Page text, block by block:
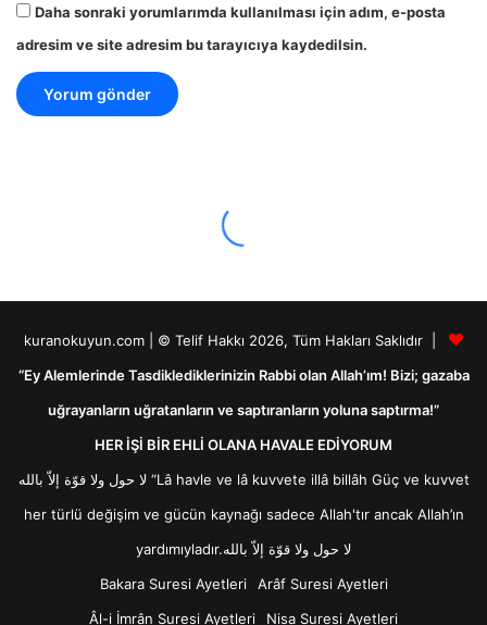
Daha sonraki yorumlarımda kullanılması için adım, e-posta
adresim ve site adresim bu tarayıcıya kaydedilsin.
kuranokuyun.com | © Telif Hakkı 2026, Tüm Hakları Saklıdır |
“Ey Alemlerinde Tasdiklediklerinizin Rabbi olan Allah’ım! Bizi; gazaba
uğrayanların uğratanların ve saptıranların yoluna saptırma!”
HER İŞİ BİR EHLİ OLANA HAVALE EDİYORUM
لا حول ولا قوّة إلاّ بالله “Lâ havle ve lâ kuvvete illâ billâh Güç ve kuvvet
her türlü değişim ve gücün kaynağı sadece Allah'tır ancak Allah’ın
yardımıyladır.لا حول ولا قوّة إلاّ بالله
Bakara Suresi Ayetleri
Arâf Suresi Ayetleri
Âl-i İmrân Suresi Ayetleri
Nisa Suresi Ayetleri